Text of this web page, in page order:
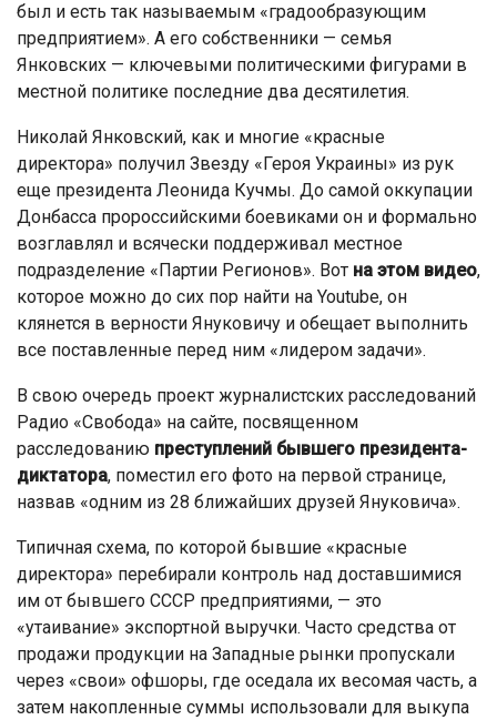
был и есть так называемым «градообразующим
предприятием». А его собственники — семья
Янковских — ключевыми политическими фигурами в
местной политике последние два десятилетия.
Николай Янковский, как и многие «красные
директора» получил Звезду «Героя Украины» из рук
еще президента Леонида Кучмы. До самой оккупации
Донбасса пророссийскими боевиками он и формально
возглавлял и всячески поддерживал местное
подразделение «Партии Регионов». Вот на этом видео,
которое можно до сих пор найти на Youtube, он
клянется в верности Януковичу и обещает выполнить
все поставленные перед ним «лидером задачи».
В свою очередь проект журналистских расследований
Радио «Свобода» на сайте, посвященном
расследованию преступлений бывшего президента-
диктатора, поместил его фото на первой странице,
назвав «одним из 28 ближайших друзей Януковича».
Типичная схема, по которой бывшие «красные
директора» перебирали контроль над доставшимися
им от бывшего СССР предприятиями, — это
«утаивание» экспортной выручки. Часто средства от
продажи продукции на Западные рынки пропускали
через «свои» офшоры, где оседала их весомая часть, а
затем накопленные суммы использовали для выкупа